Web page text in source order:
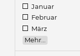
Januar
Februar
März
Mehr...